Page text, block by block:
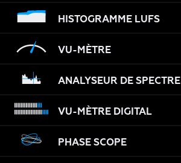
HISTOGRAMME LUFS
VU-MÈTRE
ANALYSEUR DE SPECTRE
VU-MÈTRE DIGITAL
PHASE SCOPE